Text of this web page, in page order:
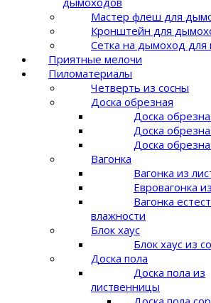
Мастер флеш для
Кронштейн для
Сетка на дымоход для
Приятные мелочи
Пиломатериалы
Четверть из сосны
Доска обрезная
Доска
Доска
Доска
Вагонка
Вагонка из
Евровагонка
Вагонка
влажности
Блок хаус
Блок хаус из
Доска пола
Доска пола из
лиственницы